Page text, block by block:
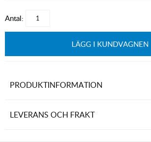
Antal:
LÄGG I KUNDVAGNEN
PRODUKTINFORMATION
LEVERANS OCH FRAKT